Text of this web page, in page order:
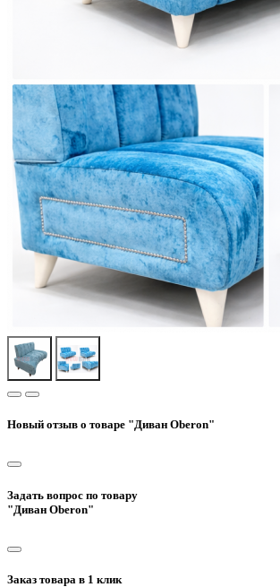
Новый отзыв о товаре "Диван Oberon"
Задать вопрос по товару
"Диван Oberon"
Заказ товара в 1 клик